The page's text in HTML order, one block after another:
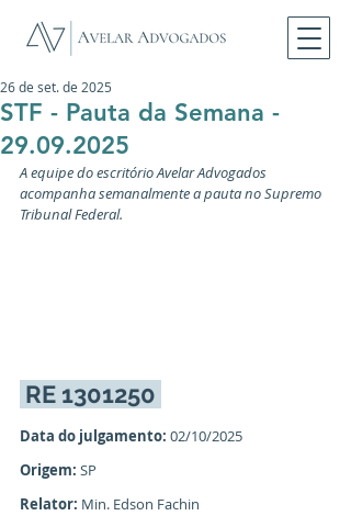
STF - Pauta da Semana -
29.09.2025
26 de set. de 2025
A equipe do escritório Avelar Advogados
acompanha semanalmente a pauta no Supremo
Tribunal Federal.
RE 1301250
Data do julgamento: 02/10/2025
Origem: SP
Relator: Min. Edson Fachin